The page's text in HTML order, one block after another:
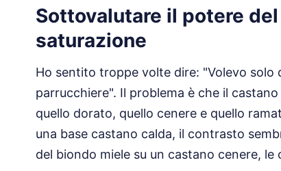
Sottovalutare il potere
saturazione
Ho sentito troppe volte dire: "Volevo solo
parrucchiere". Il problema è che il
quello dorato, quello cenere e quello
una base castano calda, il contrasto
del biondo miele su un castano cenere,